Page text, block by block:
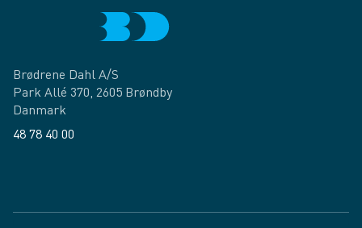
Brødrene Dahl A/S
Park Allé 370, 2605 Brøndby
Danmark
48 78 40 00